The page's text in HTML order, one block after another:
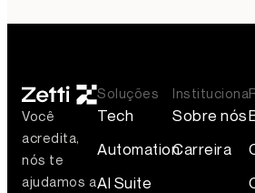
Você
acredita,
nós te
ajudamos a
Soluções
Tech
Automation
AI Suite
Institucional
Sobre nós
Carreira